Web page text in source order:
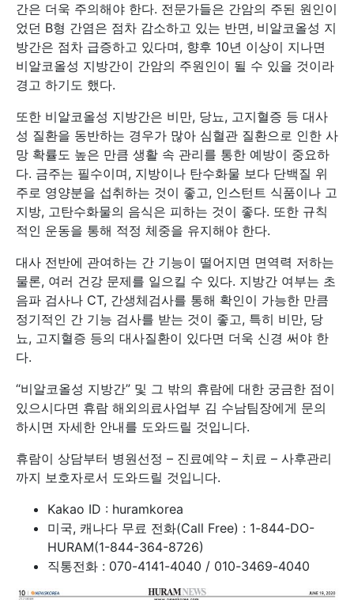
간은 더욱 주의해야 한다. 전문가들은 간암의 주된 원인이
었던 B형 간염은 점차 감소하고 있는 반면, 비알코올성 지
방간은 점차 급증하고 있다며, 향후 10년 이상이 지나면
비알코올성 지방간이 간암의 주원인이 될 수 있을 것이라
경고 하기도 했다.
또한 비알코올성 지방간은 비만, 당뇨, 고지혈증 등 대사
성 질환을 동반하는 경우가 많아 심혈관 질환으로 인한 사
망 확률도 높은 만큼 생활 속 관리를 통한 예방이 중요하
다. 금주는 필수이며, 지방이나 탄수화물 보다 단백질 위
주로 영양분을 섭취하는 것이 좋고, 인스턴트 식품이나 고
지방, 고탄수화물의 음식은 피하는 것이 좋다. 또한 규칙
적인 운동을 통해 적정 체중을 유지해야 한다.
대사 전반에 관여하는 간 기능이 떨어지면 면역력 저하는
물론, 여러 건강 문제를 일으킬 수 있다. 지방간 여부는 초
음파 검사나 CT, 간생체검사를 통해 확인이 가능한 만큼
정기적인 간 기능 검사를 받는 것이 좋고, 특히 비만, 당
뇨, 고지혈증 등의 대사질환이 있다면 더욱 신경 써야 한
다.
“비알코올성 지방간” 및 그 밖의 휴람에 대한 궁금한 점이
있으시다면 휴람 해외의료사업부 김 수남팀장에게 문의
하시면 자세한 안내를 도와드릴 것입니다.
휴람이 상담부터 병원선정 – 진료예약 – 치료 – 사후관리
까지 보호자로서 도와드릴 것입니다.
Kakao ID : huramkorea
미국, 캐나다 무료 전화(Call Free) : 1-844-DO-
HURAM(1-844-364-8726)
직통전화 : 070-4141-4040 / 010-3469-4040